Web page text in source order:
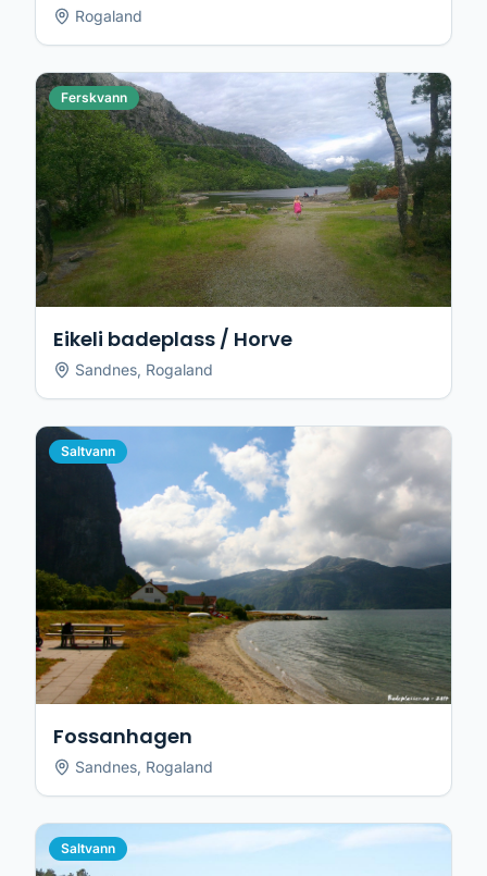
Rogaland
Ferskvann
Eikeli badeplass / Horve
Sandnes, Rogaland
Saltvann
Fossanhagen
Sandnes, Rogaland
Saltvann